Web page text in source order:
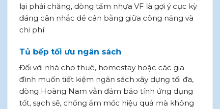
lại phải chăng, dòng tấm nhựa VF là gợi ý cực kỳ
đáng cân nhắc để cân bằng giữa công năng và
chi phí.
Tủ bếp tối ưu ngân sách
Đối với nhà cho thuê, homestay hoặc các gia
đình muốn tiết kiệm ngân sách xây dựng tối đa,
dòng Hoàng Nam vẫn đảm bảo tính ứng dụng
tốt, sạch sẽ, chống ẩm mốc hiệu quả mà không